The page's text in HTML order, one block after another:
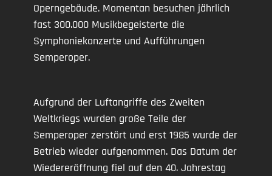
Operngebäude. Momentan besuchen jährlich
fast 300.000 Musikbegeisterte die
Symphoniekonzerte und Aufführungen
Semperoper.
Aufgrund der Luftangriffe des Zweiten
Weltkriegs wurden große Teile der
Semperoper zerstört und erst 1985 wurde der
Betrieb wieder aufgenommen. Das Datum der
Wiedereröffnung fiel auf den 40. Jahrestag